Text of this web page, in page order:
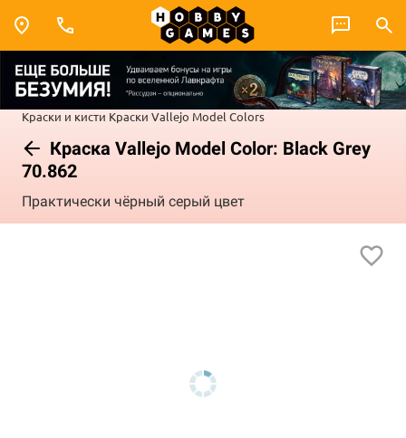
Краски и кисти Краски Vallejo Model Colors
Краска Vallejo Model Color: Black Grey
70.862
Практически чёрный серый цвет